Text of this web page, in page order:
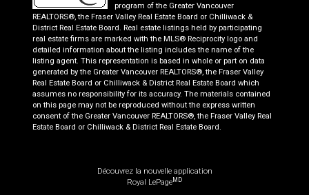
program of the Greater Vancouver
REALTORS®, the Fraser Valley Real Estate Board or Chilliwack &
District Real Estate Board. Real estate listings held by participating
real estate firms are marked with the MLS® Reciprocity logo and
detailed information about the listing includes the name of the
listing agent. This representation is based in whole or part on data
generated by the Greater Vancouver REALTORS®, the Fraser Valley
Real Estate Board or Chilliwack & District Real Estate Board which
assumes no responsibility for its accuracy. The materials contained
on this page may not be reproduced without the express written
consent of the Greater Vancouver REALTORS®, the Fraser Valley Real
Estate Board or Chilliwack & District Real Estate Board.
Découvrez la nouvelle application
Royal LePageMD